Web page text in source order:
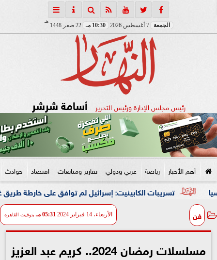
الجمعة 7 أغسطس 2026 10:30 مـ 22 صفر 1448
هـ
رئيس مجلس الإدارة ورئيس التحرير أسامة شرشر
أهم الأخبار رياضة عربي ودولي تقارير ومتابعات اقتصاد حوادث
تسريبات الكابينيت: إسرائيل لم توافق على خارطة طريق غزة وحماس
فن الأربعاء، 14 فبراير 2024 05:31 مـ بتوقيت القاهرة
مسلسلات رمضان 2024.. كريم عبد العزيز